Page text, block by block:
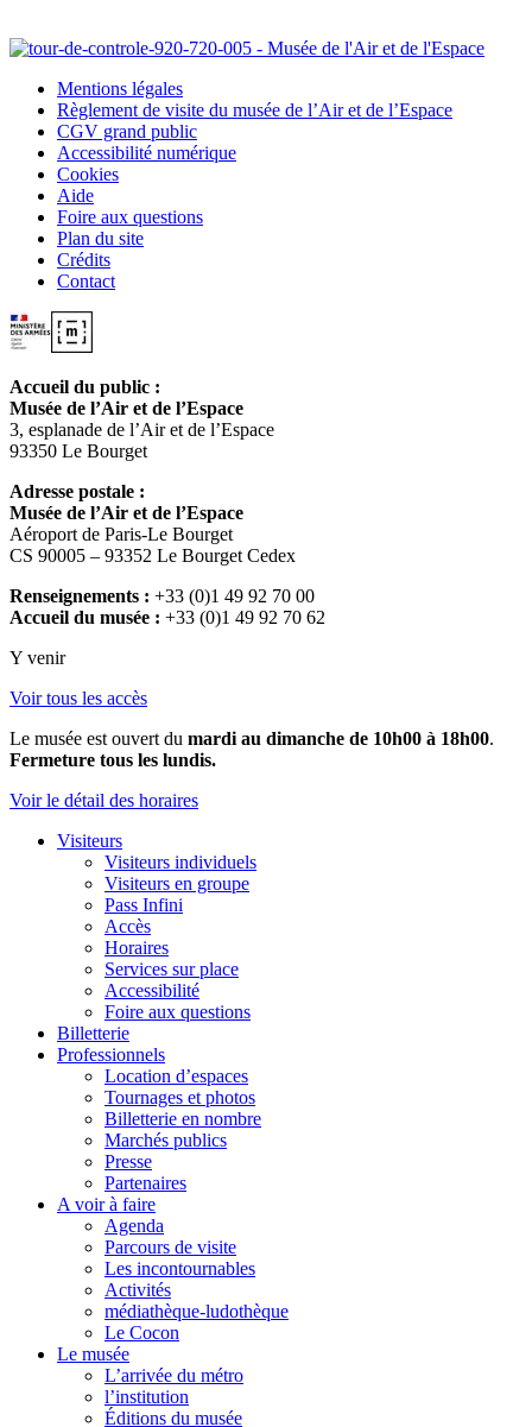
Mentions légales
Règlement de visite du musée de l’Air et de l’Espace
CGV grand public
Accessibilité numérique
Cookies
Aide
Foire aux questions
Plan du site
Crédits
Contact
Accueil du public :
Musée de l’Air et de l’Espace
3, esplanade de l’Air et de l’Espace
93350 Le Bourget
Adresse postale :
Musée de l’Air et de l’Espace
Aéroport de Paris-Le Bourget
CS 90005 – 93352 Le Bourget Cedex
Renseignements : +33 (0)1 49 92 70 00
Accueil du musée : +33 (0)1 49 92 70 62
Y venir
Voir tous les accès
Le musée est ouvert du mardi au dimanche de 10h00 à 18h00.
Fermeture tous les lundis.
Voir le détail des horaires
Visiteurs
Visiteurs individuels
Visiteurs en groupe
Pass Infini
Accès
Horaires
Services sur place
Accessibilité
Foire aux questions
Billetterie
Professionnels
Location d’espaces
Tournages et photos
Billetterie en nombre
Marchés publics
Presse
Partenaires
A voir à faire
Agenda
Parcours de visite
Les incontournables
Activités
médiathèque-ludothèque
Le Cocon
Le musée
L’arrivée du métro
l’institution
Éditions du musée